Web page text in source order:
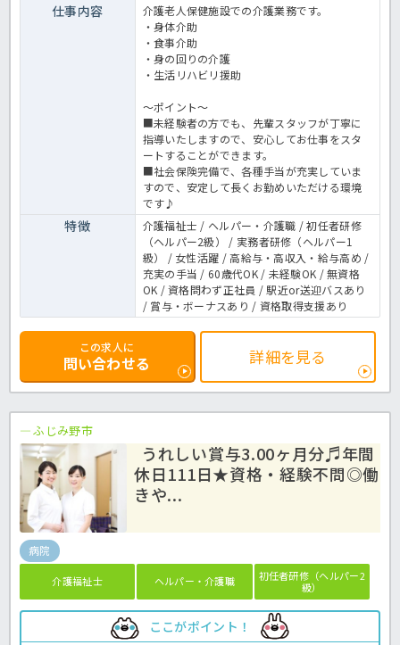
仕事内容
介護老人保健施設での介護業務です。
・身体介助
・食事介助
・身の回りの介護
・生活リハビリ援助
～ポイント～
■未経験者の方でも、先輩スタッフが丁寧に
指導いたしますので、安心してお仕事をスタ
ートすることができます。
■社会保険完備で、各種手当が充実していま
すので、安定して長くお勤めいただける環境
です♪
特徴
介護福祉士 / ヘルパー・介護職 / 初任者研修
（ヘルパー2級） / 実務者研修（ヘルパー1
級） / 女性活躍 / 高給与・高収入・給与高め /
充実の手当 / 60歳代OK / 未経験OK / 無資格
OK / 資格問わず正社員 / 駅近or送迎バスあり
/ 賞与・ボーナスあり / 資格取得支援あり
この求人に
問い合わせる 詳細を見る
ふじみ野市
うれしい賞与3.00ヶ月分♬年間
休日111日★資格・経験不問◎働
きや...
病院
介護福祉士 ヘルパー・介護職
初任者研修（ヘルパー2
級）
ここがポイント！